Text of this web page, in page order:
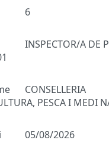
6
INSPECTOR/A DE
CONSELLERIA
PESCA I MEDI
05/08/2026